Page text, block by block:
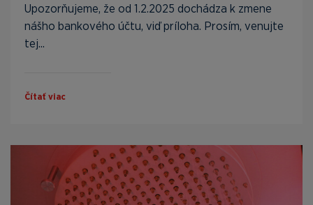
Upozorňujeme, že od 1.2.2025 dochádza k zmene
nášho bankového účtu, viď príloha. Prosím, venujte
tej...
Čítať viac